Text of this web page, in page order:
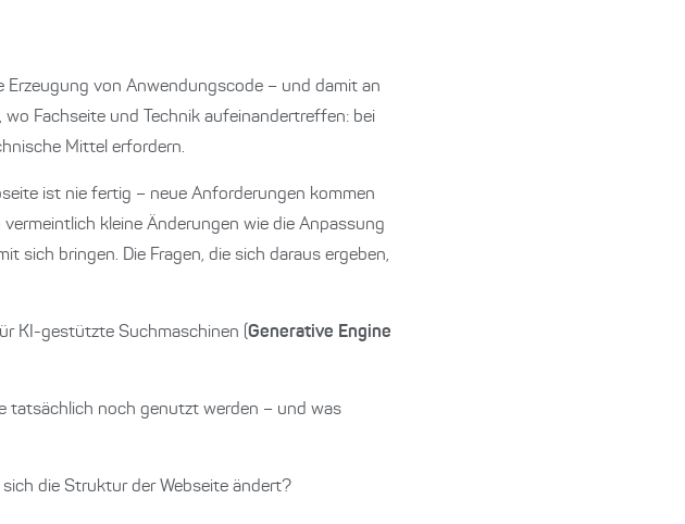
Erzeugung von Anwendungscode – und damit an
Fachseite und Technik aufeinandertreffen: bei
Mittel erfordern.
ist nie fertig – neue Anforderungen kommen
kleine Änderungen wie die Anpassung
sich bringen. Die Fragen, die sich daraus ergeben,
KI-gestützte Suchmaschinen (Generative Engine
tatsächlich noch genutzt werden – und was
die Struktur der Webseite ändert?